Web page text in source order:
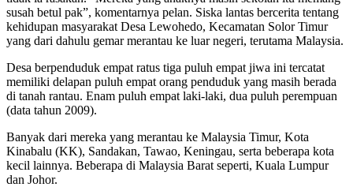
susah betul pak”, komentarnya pelan. Siska lantas bercerita tentang
kehidupan masyarakat Desa Lewohedo, Kecamatan Solor Timur
yang dari dahulu gemar merantau ke luar negeri, terutama Malaysia.
Desa berpenduduk empat ratus tiga puluh empat jiwa ini tercatat
memiliki delapan puluh empat orang penduduk yang masih berada
di tanah rantau. Enam puluh empat laki-laki, dua puluh perempuan
(data tahun 2009).
Banyak dari mereka yang merantau ke Malaysia Timur, Kota
Kinabalu (KK), Sandakan, Tawao, Keningau, serta beberapa kota
kecil lainnya. Beberapa di Malaysia Barat seperti, Kuala Lumpur
dan Johor.